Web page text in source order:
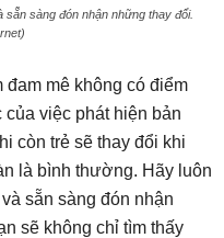
sàng đón nhận những thay đổi.
đam mê không có điểm
việc phát hiện bản
còn trẻ sẽ thay đổi khi
là bình thường. Hãy luôn
sẵn sàng đón nhận
sẽ không chỉ tìm thấy